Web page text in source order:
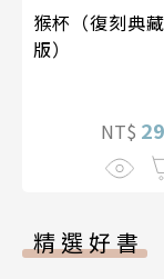
猴杯（復刻典藏
版）
NT$
精選好書